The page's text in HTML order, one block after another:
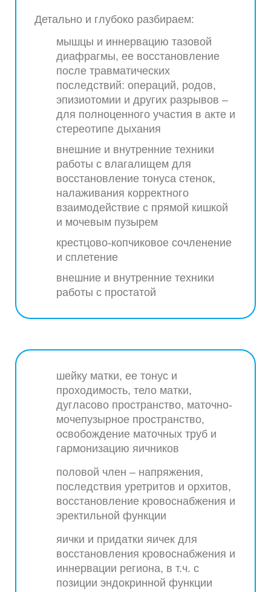
Детально и глубоко разбираем:
мышцы и иннервацию тазовой
диафрагмы, ее восстановление
после травматических
последствий: операций, родов,
эпизиотомии и других разрывов –
для полноценного участия в акте и
стереотипе дыхания
внешние и внутренние техники
работы с влагалищем для
восстановление тонуса стенок,
налаживания корректного
взаимодействие с прямой кишкой
и мочевым пузырем
крестцово-копчиковое сочленение
и сплетение
внешние и внутренние техники
работы с простатой
шейку матки, ее тонус и
проходимость, тело матки,
дугласово пространство, маточно-
мочепузырное пространство,
освобождение маточных труб и
гармонизацию яичников
половой член – напряжения,
последствия уретритов и орхитов,
восстановление кровоснабжения и
эректильной функции
яички и придатки яичек для
восстановления кровоснабжения и
иннервации региона, в т.ч. с
позиции эндокринной функции